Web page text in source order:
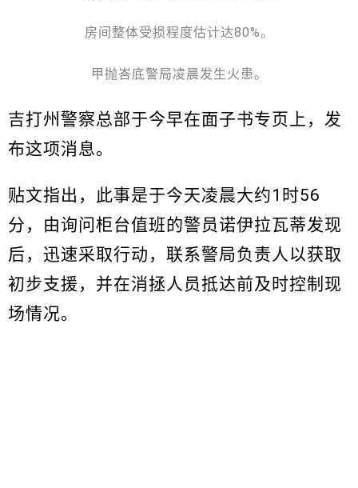
房间整体受损程度估计达80%。
甲抛峇底警局凌晨发生火患。
吉打州警察总部于今早在面子书专页上，发
布这项消息。
贴文指出，此事是于今天凌晨大约1时56
分，由询问柜台值班的警员诺伊拉瓦蒂发现
后，迅速采取行动，联系警局负责人以获取
初步支援，并在消拯人员抵达前及时控制现
场情况。